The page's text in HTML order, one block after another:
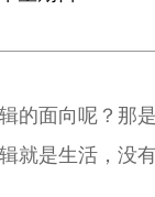
的面向呢？那
就是生活，没